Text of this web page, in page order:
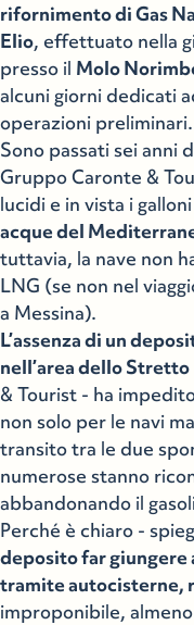
rifornimento di Gas
Elio, effettuato nella
presso il Molo
alcuni giorni dedicati
operazioni preliminari.
Sono passati sei anni
Gruppo Caronte &
lucidi e in vista i
acque del
tuttavia, la nave non
LNG (se non nel
a Messina).
L’assenza di un
nell’area dello Stretto
& Tourist - ha
non solo per le navi
transito tra le due
numerose stanno
abbandonando il
Perché è chiaro -
deposito far giungere
tramite autocisterne,
improponibile,